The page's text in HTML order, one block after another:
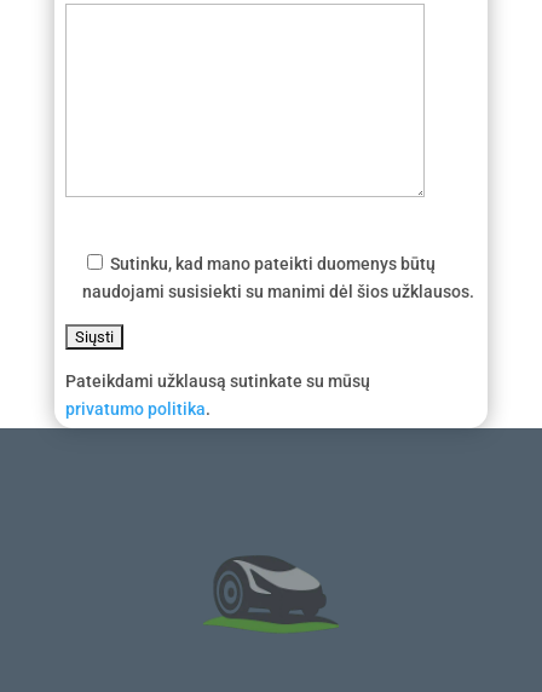
Sutinku, kad mano pateikti duomenys būtų
naudojami susisiekti su manimi dėl šios užklausos.
Pateikdami užklausą sutinkate su mūsų
privatumo politika.